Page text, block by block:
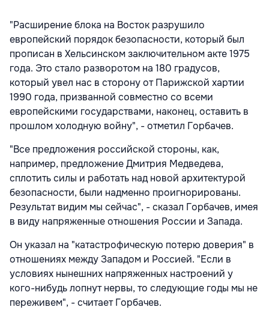
"Расширение блока на Восток разрушило
европейский порядок безопасности, который был
прописан в Хельсинском заключительном акте 1975
года. Это стало разворотом на 180 градусов,
который увел нас в сторону от Парижской хартии
1990 года, призванной совместно со всеми
европейскими государствами, наконец, оставить в
прошлом холодную войну", - отметил Горбачев.
"Все предложения российской стороны, как,
например, предложение Дмитрия Медведева,
сплотить силы и работать над новой архитектурой
безопасности, были надменно проигнорированы.
Результат видим мы сейчас", - сказал Горбачев, имея
в виду напряженные отношения России и Запада.
Он указал на "катастрофическую потерю доверия" в
отношениях между Западом и Россией. "Если в
условиях нынешних напряженных настроений у
кого-нибудь лопнут нервы, то следующие годы мы не
переживем", - считает Горбачев.